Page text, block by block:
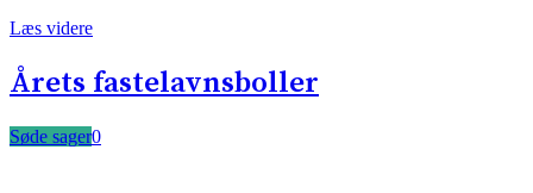
Læs videre
Årets fastelavnsboller
Søde sager0